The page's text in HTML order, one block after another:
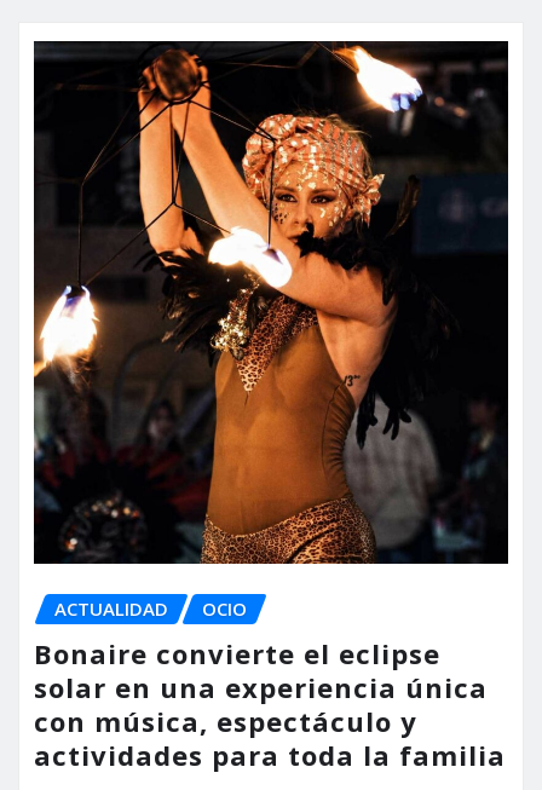
ACTUALIDAD OCIO
Bonaire convierte el eclipse
solar en una experiencia única
con música, espectáculo y
actividades para toda la familia